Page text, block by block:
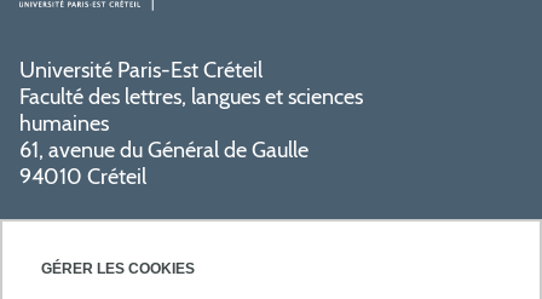
GÉRER LES COOKIES
Université Paris-Est Créteil
Faculté des lettres, langues et sciences
humaines
61, avenue du Général de Gaulle
94010 Créteil